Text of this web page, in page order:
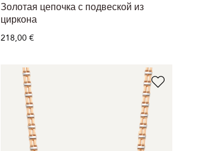
Золотая цепочка с подвеской из
циркона
218,00 €